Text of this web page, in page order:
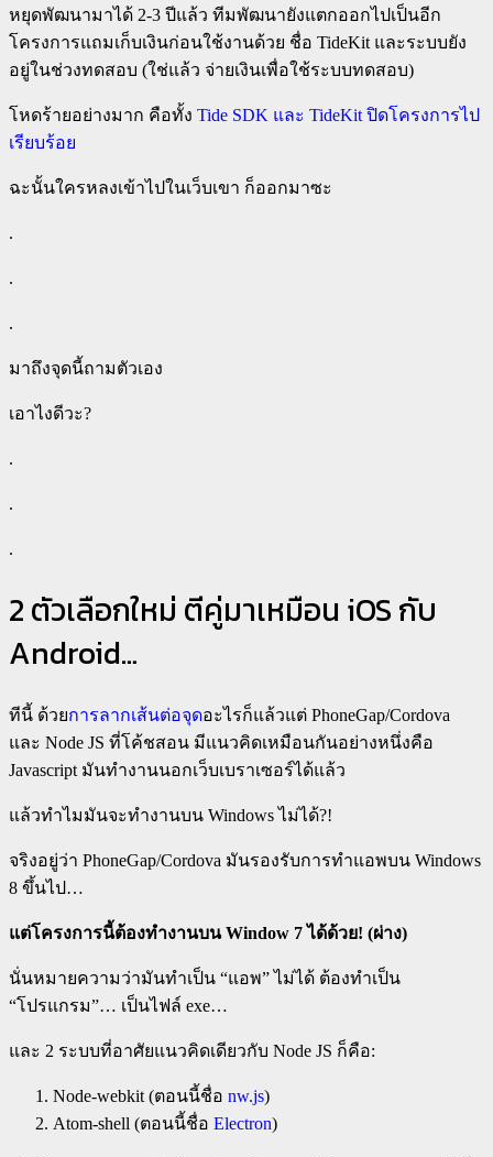
หยุดพัฒนามาได้ 2-3 ปีแล้ว ทีมพัฒนายังแตกออกไปเป็นอีก
โครงการแถมเก็บเงินก่อนใช้งานด้วย ชื่อ TideKit และระบบยัง
อยู่ในช่วงทดสอบ (ใช่แล้ว จ่ายเงินเพื่อใช้ระบบทดสอบ)
โหดร้ายอย่างมาก คือทั้ง Tide SDK และ TideKit ปิดโครงการไป
เรียบร้อย
ฉะนั้นใครหลงเข้าไปในเว็บเขา ก็ออกมาซะ
.
.
.
มาถึงจุดนี้ถามตัวเอง
เอาไงดีวะ?
.
.
.
2 ตัวเลือกใหม่ ตีคู่มาเหมือน iOS กับ
Android…
ทีนี้ ด้วยการลากเส้นต่อจุดอะไรก็แล้วแต่ PhoneGap/Cordova
และ Node JS ที่โค้ชสอน มีแนวคิดเหมือนกันอย่างหนึ่งคือ
Javascript มันทำงานนอกเว็บเบราเซอร์ได้แล้ว
แล้วทำไมมันจะทำงานบน Windows ไม่ได้?!
จริงอยู่ว่า PhoneGap/Cordova มันรองรับการทำแอพบน Windows
8 ขึ้นไป…
แต่โครงการนี้ต้องทำงานบน Window 7 ได้ด้วย! (ผ่าง)
นั่นหมายความว่ามันทำเป็น “แอพ” ไม่ได้ ต้องทำเป็น
“โปรแกรม”…​ เป็นไฟล์ exe…
และ 2 ระบบที่อาศัยแนวคิดเดียวกับ Node JS ก็คือ:
Node-webkit (ตอนนี้ชื่อ nw.js)
Atom-shell (ตอนนี้ชื่อ Electron)